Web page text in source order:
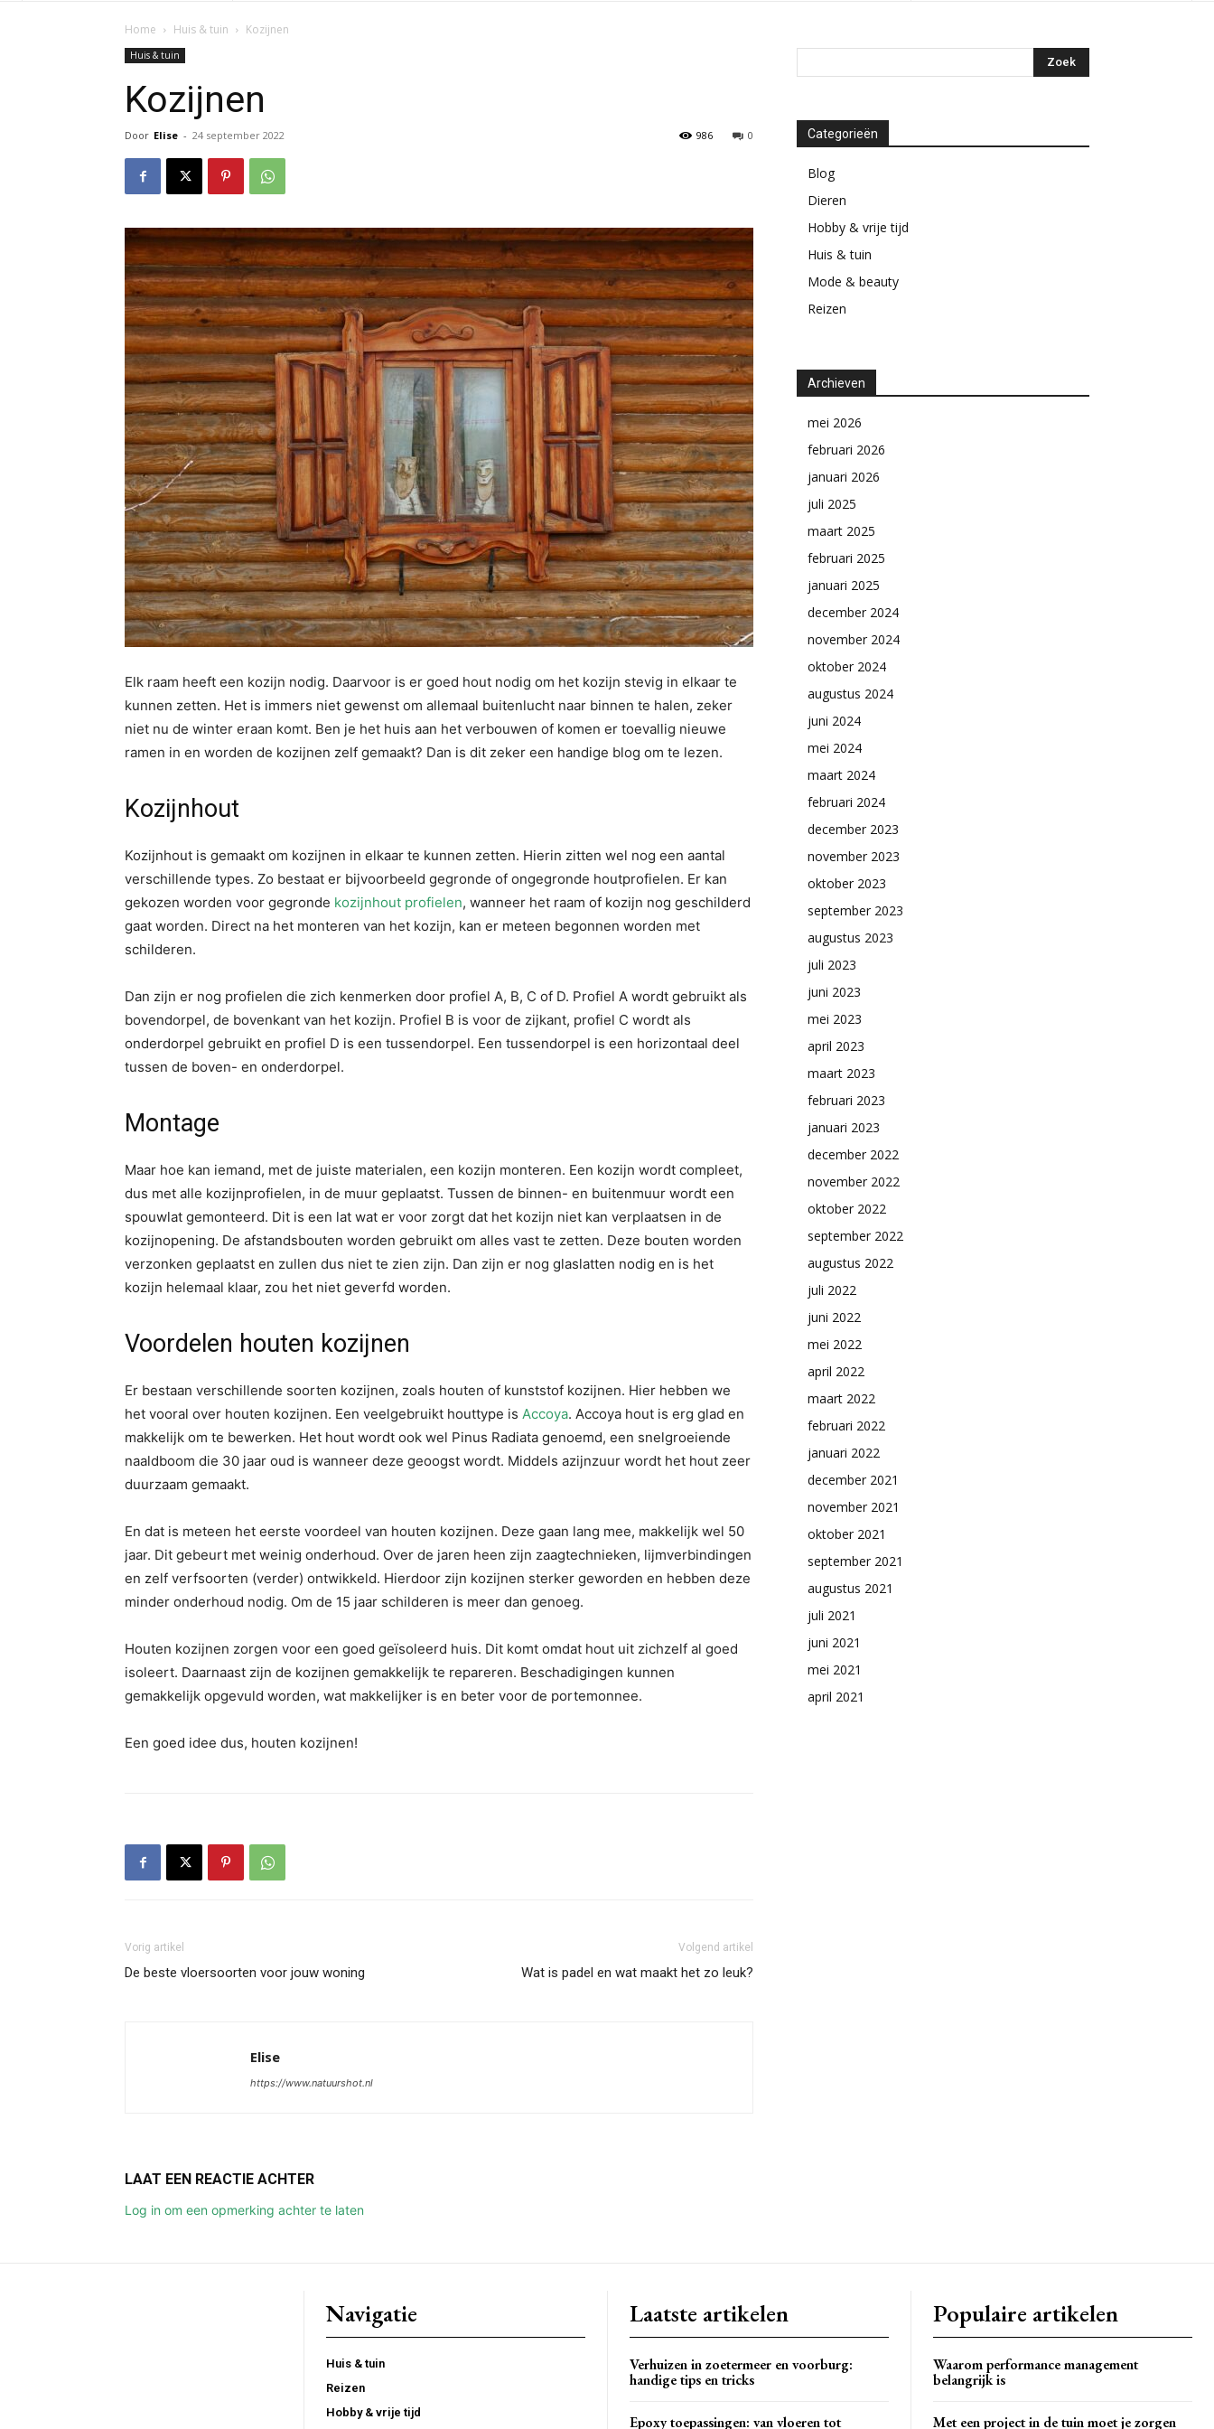
Home Huis & tuin Kozijnen
Huis & tuin
Kozijnen
Door Elise - 24 september 2022 0
986
Elk raam heeft een kozijn nodig. Daarvoor is er goed hout nodig om het kozijn stevig in elkaar te
kunnen zetten. Het is immers niet gewenst om allemaal buitenlucht naar binnen te halen, zeker
niet nu de winter eraan komt. Ben je het huis aan het verbouwen of komen er toevallig nieuwe
ramen in en worden de kozijnen zelf gemaakt? Dan is dit zeker een handige blog om te lezen.
Kozijnhout
Kozijnhout is gemaakt om kozijnen in elkaar te kunnen zetten. Hierin zitten wel nog een aantal
verschillende types. Zo bestaat er bijvoorbeeld gegronde of ongegronde houtprofielen. Er kan
gekozen worden voor gegronde kozijnhout profielen, wanneer het raam of kozijn nog geschilderd
gaat worden. Direct na het monteren van het kozijn, kan er meteen begonnen worden met
schilderen.
Dan zijn er nog profielen die zich kenmerken door profiel A, B, C of D. Profiel A wordt gebruikt als
bovendorpel, de bovenkant van het kozijn. Profiel B is voor de zijkant, profiel C wordt als
onderdorpel gebruikt en profiel D is een tussendorpel. Een tussendorpel is een horizontaal deel
tussen de boven- en onderdorpel.
Montage
Maar hoe kan iemand, met de juiste materialen, een kozijn monteren. Een kozijn wordt compleet,
dus met alle kozijnprofielen, in de muur geplaatst. Tussen de binnen- en buitenmuur wordt een
spouwlat gemonteerd. Dit is een lat wat er voor zorgt dat het kozijn niet kan verplaatsen in de
kozijnopening. De afstandsbouten worden gebruikt om alles vast te zetten. Deze bouten worden
verzonken geplaatst en zullen dus niet te zien zijn. Dan zijn er nog glaslatten nodig en is het
kozijn helemaal klaar, zou het niet geverfd worden.
Voordelen houten kozijnen
Er bestaan verschillende soorten kozijnen, zoals houten of kunststof kozijnen. Hier hebben we
het vooral over houten kozijnen. Een veelgebruikt houttype is Accoya. Accoya hout is erg glad en
makkelijk om te bewerken. Het hout wordt ook wel Pinus Radiata genoemd, een snelgroeiende
naaldboom die 30 jaar oud is wanneer deze geoogst wordt. Middels azijnzuur wordt het hout zeer
duurzaam gemaakt.
En dat is meteen het eerste voordeel van houten kozijnen. Deze gaan lang mee, makkelijk wel 50
jaar. Dit gebeurt met weinig onderhoud. Over de jaren heen zijn zaagtechnieken, lijmverbindingen
en zelf verfsoorten (verder) ontwikkeld. Hierdoor zijn kozijnen sterker geworden en hebben deze
minder onderhoud nodig. Om de 15 jaar schilderen is meer dan genoeg.
Houten kozijnen zorgen voor een goed geïsoleerd huis. Dit komt omdat hout uit zichzelf al goed
isoleert. Daarnaast zijn de kozijnen gemakkelijk te repareren. Beschadigingen kunnen
gemakkelijk opgevuld worden, wat makkelijker is en beter voor de portemonnee.
Een goed idee dus, houten kozijnen!
Vorig artikel
De beste vloersoorten voor jouw woning
Volgend artikel
Wat is padel en wat maakt het zo leuk?
Elise
https://www.natuurshot.nl
LAAT EEN REACTIE ACHTER
Log in om een opmerking achter te laten
Categorieën
Blog
Dieren
Hobby & vrije tijd
Huis & tuin
Mode & beauty
Reizen
Archieven
mei 2026
februari 2026
januari 2026
juli 2025
maart 2025
februari 2025
januari 2025
december 2024
november 2024
oktober 2024
augustus 2024
juni 2024
mei 2024
maart 2024
februari 2024
december 2023
november 2023
oktober 2023
september 2023
augustus 2023
juli 2023
juni 2023
mei 2023
april 2023
maart 2023
februari 2023
januari 2023
december 2022
november 2022
oktober 2022
september 2022
augustus 2022
juli 2022
juni 2022
mei 2022
april 2022
maart 2022
februari 2022
januari 2022
december 2021
november 2021
oktober 2021
september 2021
augustus 2021
juli 2021
juni 2021
mei 2021
april 2021
Navigatie
Huis & tuin
Reizen
Hobby & vrije tijd
Laatste artikelen
Verhuizen in zoetermeer en voorburg:
handige tips en tricks
Epoxy toepassingen: van vloeren tot
Populaire artikelen
Waarom performance management
belangrijk is
Met een project in de tuin moet je zorgen